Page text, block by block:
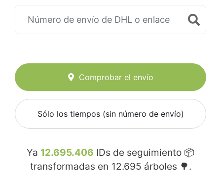
Comprobar el envío
Sólo los tiempos (sin número de envío)
Ya 12.695.406 IDs de seguimiento 📦
transformadas en 12.695 árboles 🌳.